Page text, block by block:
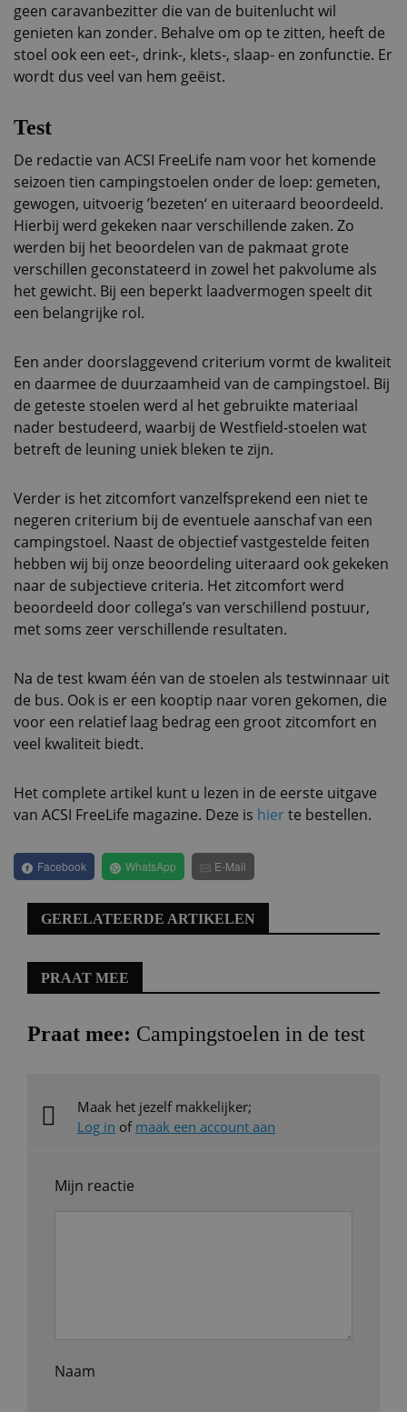
geen caravanbezitter die van de buitenlucht wil
genieten kan zonder. Behalve om op te zitten, heeft de
stoel ook een eet-, drink-, klets-, slaap- en zonfunctie. Er
wordt dus veel van hem geëist.
Test
De redactie van ACSI FreeLife nam voor het komende
seizoen tien campingstoelen onder de loep: gemeten,
gewogen, uitvoerig ’bezeten‘ en uiteraard beoordeeld.
Hierbij werd gekeken naar verschillende zaken. Zo
werden bij het beoordelen van de pakmaat grote
verschillen geconstateerd in zowel het pakvolume als
het gewicht. Bij een beperkt laadvermogen speelt dit
een belangrijke rol.
Een ander doorslaggevend criterium vormt de kwaliteit
en daarmee de duurzaamheid van de campingstoel. Bij
de geteste stoelen werd al het gebruikte materiaal
nader bestudeerd, waarbij de Westfield-stoelen wat
betreft de leuning uniek bleken te zijn.
Verder is het zitcomfort vanzelfsprekend een niet te
negeren criterium bij de eventuele aanschaf van een
campingstoel. Naast de objectief vastgestelde feiten
hebben wij bij onze beoordeling uiteraard ook gekeken
naar de subjectieve criteria. Het zitcomfort werd
beoordeeld door collega’s van verschillend postuur,
met soms zeer verschillende resultaten.
Na de test kwam één van de stoelen als testwinnaar uit
de bus. Ook is er een kooptip naar voren gekomen, die
voor een relatief laag bedrag een groot zitcomfort en
veel kwaliteit biedt.
Het complete artikel kunt u lezen in de eerste uitgave
van ACSI FreeLife magazine. Deze is hierte bestellen.
Facebook WhatsApp E-Mail
GERELATEERDE ARTIKELEN
PRAAT MEE
Praat mee: Campingstoelen in de test
Maak het jezelf makkelijker;
Log in of maak een account aan
Mijn reactie
Naam